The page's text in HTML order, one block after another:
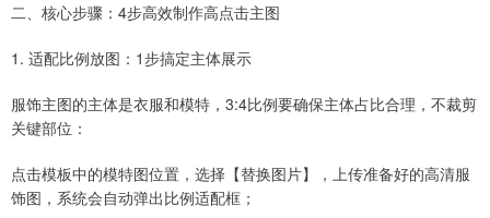
二、核心步骤：4步高效制作高点击主图
1. 适配比例放图：1步搞定主体展示
服饰主图的主体是衣服和模特，3:4比例要确保主体占比合理，不裁剪
关键部位：
点击模板中的模特图位置，选择【替换图片】，上传准备好的高清服
饰图，系统会自动弹出比例适配框；